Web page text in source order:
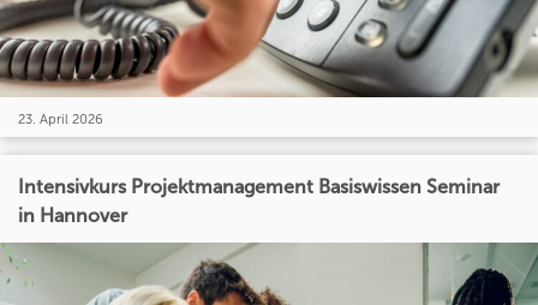
23. April 2026
Intensivkurs Projektmanagement Basiswissen Seminar
in Hannover